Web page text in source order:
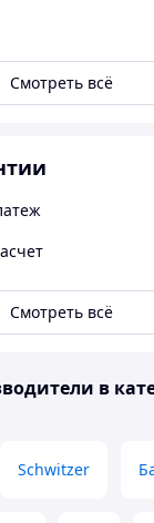
Смотреть всё
Смотреть всё
в
Schwitzer